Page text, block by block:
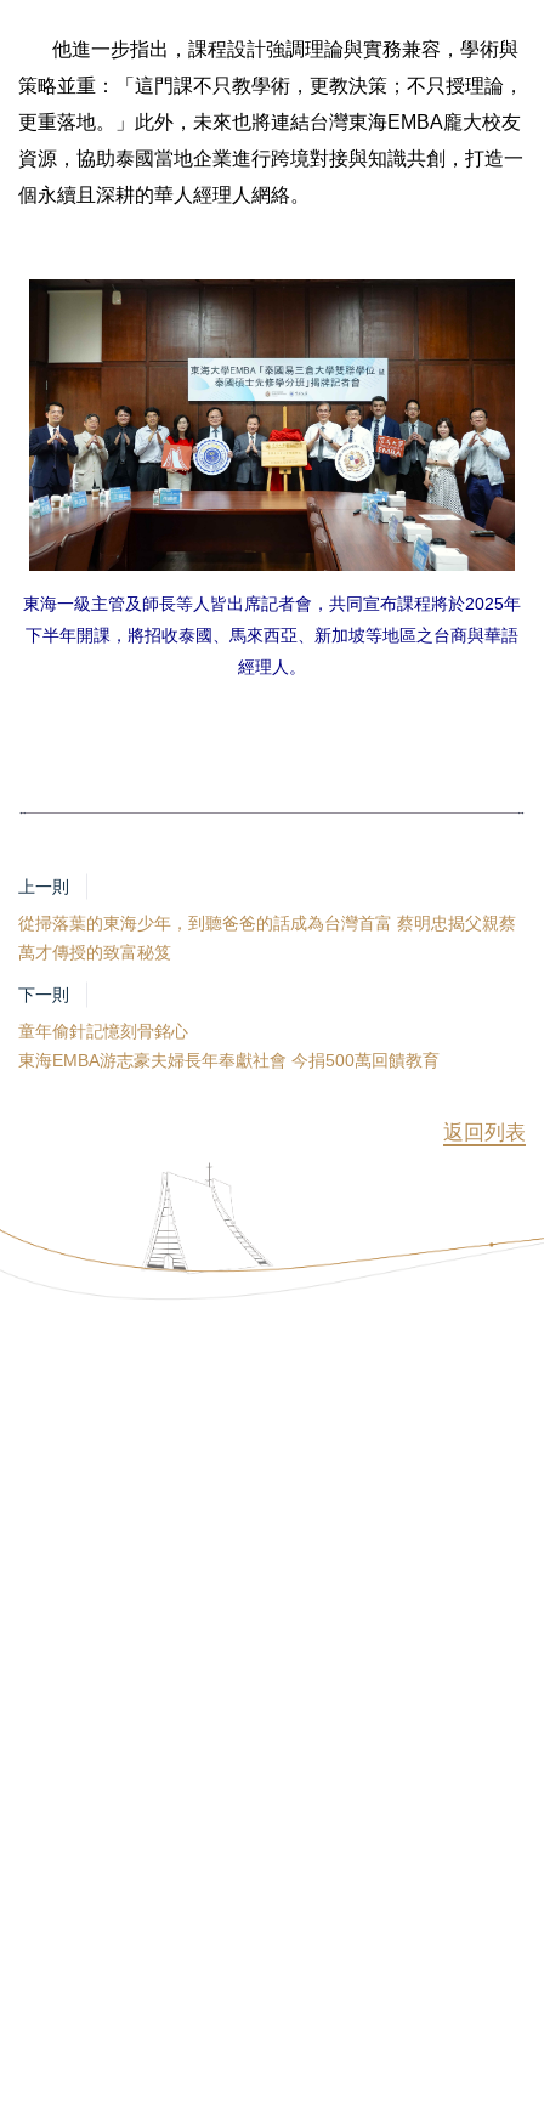
他進一步指出，課程設計強調理論與實務兼容，學術與
策略並重：「這門課不只教學術，更教決策；不只授理論，
更重落地。」此外，未來也將連結台灣東海EMBA龐大校友
資源，協助泰國當地企業進行跨境對接與知識共創，打造一
個永續且深耕的華人經理人網絡。
東海一級主管及師長等人皆出席記者會，共同宣布課程將於2025年
下半年開課，將招收泰國、馬來西亞、新加坡等地區之台商與華語
經理人。
上一則
從掃落葉的東海少年，到聽爸爸的話成為台灣首富 蔡明忠揭父親蔡
萬才傳授的致富秘笈
下一則
童年偷針記憶刻骨銘心
東海EMBA游志豪夫婦長年奉獻社會 今捐500萬回饋教育
返回列表